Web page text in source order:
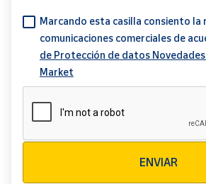
Marcando esta casilla consiento la
comunicaciones comerciales de
de Protección de datos
Market
ENVIAR